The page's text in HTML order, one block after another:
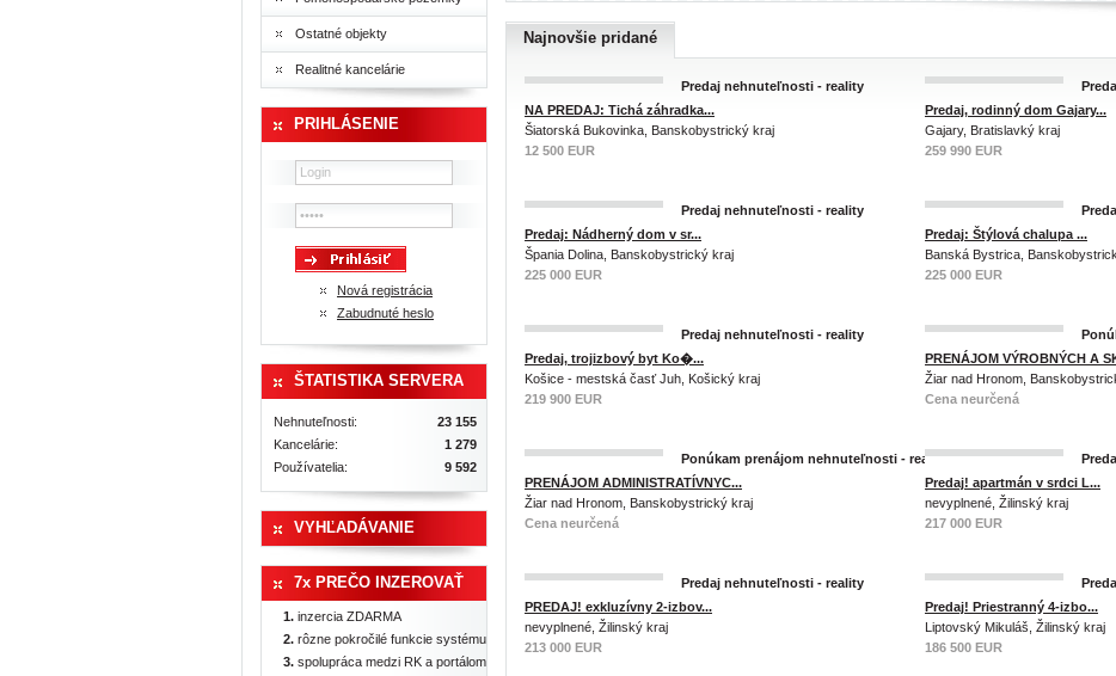
Ostatné objekty
Realitné kancelárie
PRIHLÁSENIE
Nová registrácia
Zabudnuté heslo
ŠTATISTIKA SERVERA
Nehnuteľnosti:
23 155
Kancelárie:
1 279
Používatelia:
9 592
VYHĽADÁVANIE
7x PREČO INZEROVAŤ
inzercia ZDARMA
rôzne pokročilé funkcie systému
spolupráca medzi RK a portálom
Najnovšie pridané
Predaj nehnuteľnosti - reality
NA PREDAJ: Tichá záhradka...
Šiatorská Bukovinka, Banskobystrický kraj
12 500 EUR
Predaj, rodinný dom Gajary...
Gajary, Bratislavký kraj
259 990 EUR
Predaj nehnuteľnosti - reality
Predaj: Nádherný dom v sr...
Špania Dolina, Banskobystrický kraj
225 000 EUR
Predaj: Štýlová chalupa ...
Banská Bystrica,
225 000 EUR
Predaj nehnuteľnosti - reality
Predaj, trojizbový byt Ko�...
Košice - mestská časť Juh, Košický kraj
219 900 EUR
PRENÁJOM VÝROBNÝCH A
Žiar nad Hronom,
Cena neurčená
Ponúkam prenájom nehnuteľnosti - reality
PRENÁJOM ADMINISTRATÍVNYC...
Žiar nad Hronom, Banskobystrický kraj
Cena neurčená
Predaj! apartmán v srdci L...
nevyplnené, Žilinský kraj
217 000 EUR
Predaj nehnuteľnosti - reality
PREDAJ! exkluzívny 2-izbov...
nevyplnené, Žilinský kraj
213 000 EUR
Predaj! Priestranný 4-izbo...
Liptovský Mikuláš, Žilinský kraj
186 500 EUR